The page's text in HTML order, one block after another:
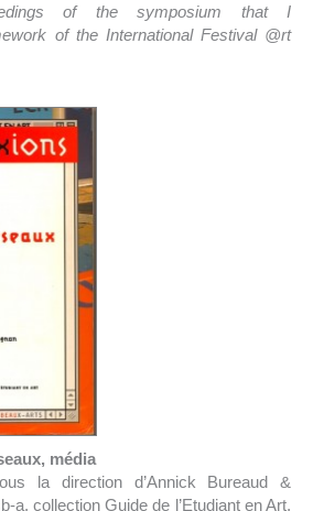
of the symposium that I
of the International Festival @rt
média
la direction d’Annick Bureaud &
a, collection Guide de l’Etudiant en Art,